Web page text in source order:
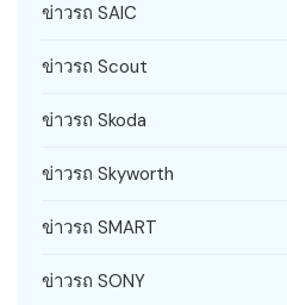
ข่าวรถ SAIC
ข่าวรถ Scout
ข่าวรถ Skoda
ข่าวรถ Skyworth
ข่าวรถ SMART
ข่าวรถ SONY